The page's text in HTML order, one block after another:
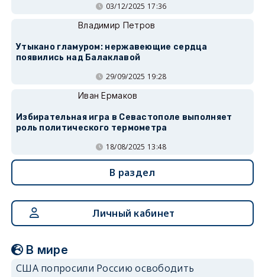
03/12/2025 17:36
Владимир Петров
Утыкано гламуром: нержавеющие сердца
появились над Балаклавой
29/09/2025 19:28
Иван Ермаков
Избирательная игра в Севастополе выполняет
роль политического термометра
18/08/2025 13:48
В раздел
Личный кабинет
В мире
США попросили Россию освободить